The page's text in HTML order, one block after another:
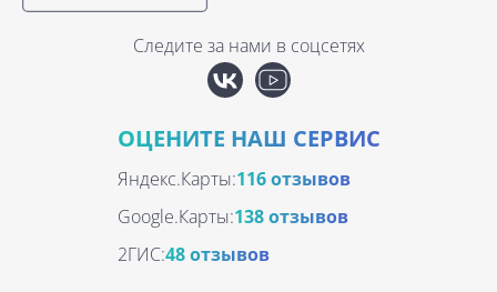
Следите за нами в соцсетях
ОЦЕНИТЕ НАШ СЕРВИС
Яндекс.Карты:116 отзывов
Google.Карты:138 отзывов
2ГИС:48 отзывов